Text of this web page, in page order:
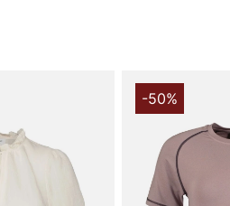
-50%